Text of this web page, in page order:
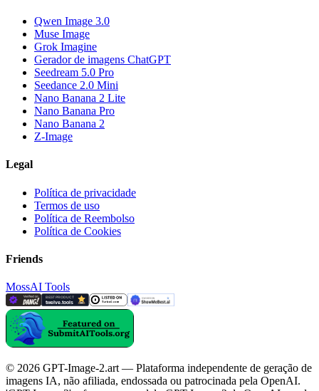
Qwen Image 3.0
Muse Image
Grok Imagine
Gerador de imagens ChatGPT
Seedream 5.0 Pro
Seedance 2.0 Mini
Nano Banana 2 Lite
Nano Banana Pro
Nano Banana 2
Z-Image
Legal
Política de privacidade
Termos de uso
Política de Reembolso
Política de Cookies
Friends
MossAI Tools
© 2026 GPT-Image-2.art — Plataforma independente de geração de
imagens IA, não afiliada, endossada ou patrocinada pela OpenAI.